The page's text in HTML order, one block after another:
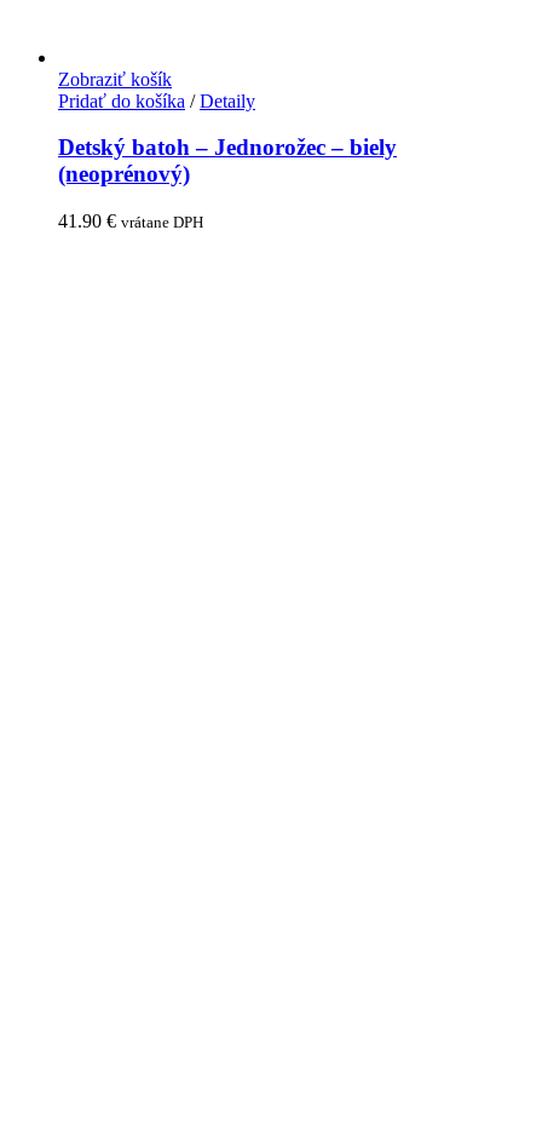
Zobraziť košík
Pridať do košíka / Detaily
Detský batoh – Jednorožec – biely
(neoprénový)
41.90 € vrátane DPH